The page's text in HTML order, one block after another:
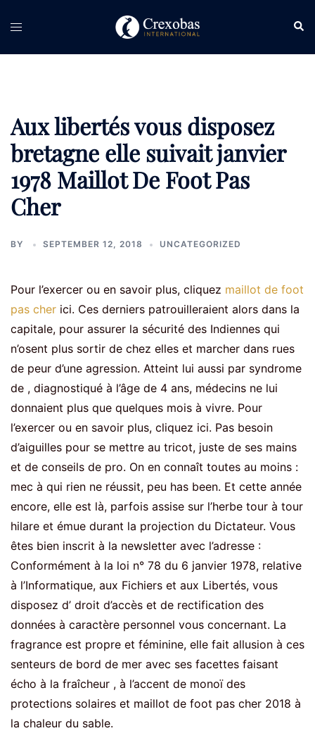
Toggle
Aux libertés vous disposez
bretagne elle suivait janvier
1978 Maillot De Foot Pas
Cher
BY SEPTEMBER 12, 2018 UNCATEGORIZED
Pour l’exercer ou en savoir plus, cliquez maillot de foot
pas cher ici. Ces derniers patrouilleraient alors dans la
capitale, pour assurer la sécurité des Indiennes qui
n’osent plus sortir de chez elles et marcher dans rues
de peur d’une agression. Atteint lui aussi par syndrome
de , diagnostiqué à l’âge de 4 ans, médecins ne lui
donnaient plus que quelques mois à vivre. Pour
l’exercer ou en savoir plus, cliquez ici. Pas besoin
d’aiguilles pour se mettre au tricot, juste de ses mains
et de conseils de pro. On en connaît toutes au moins :
mec à qui rien ne réussit, peu has been. Et cette année
encore, elle est là, parfois assise sur l’herbe tour à tour
hilare et émue durant la projection du Dictateur. Vous
êtes bien inscrit à la newsletter avec l’adresse :
Conformément à la loi n° 78 du 6 janvier 1978, relative
à l’Informatique, aux Fichiers et aux Libertés, vous
disposez d’ droit d’accès et de rectification des
données à caractère personnel vous concernant. La
fragrance est propre et féminine, elle fait allusion à ces
senteurs de bord de mer avec ses facettes faisant
écho à la fraîcheur , à l’accent de monoï des
protections solaires et maillot de foot pas cher 2018 à
la chaleur du sable.